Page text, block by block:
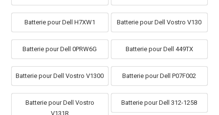
Batterie pour Dell H7XW1 Batterie pour Dell Vostro V130
Batterie pour Dell 0PRW6G Batterie pour Dell 449TX
Batterie pour Dell Vostro V1300 Batterie pour Dell P07F002
Batterie pour Dell Vostro
V131R
Batterie pour Dell 312-1258